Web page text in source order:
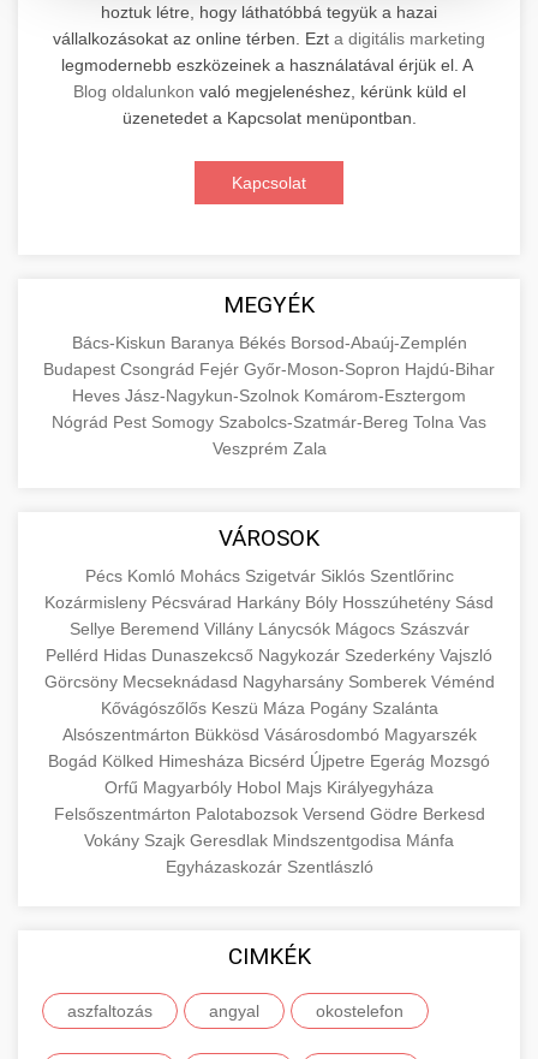
Professzionális elektromos roller javítási és
karbantartási szolgáltatások. Szakértő
technikusaink minőségi szervízt nyújtanak
minden jelentős márkához és modellhez.
Szervizközpont Látogatása
📊 2. Online Marketing
Ügynökség
+
beleértve a SEO-t, közösségi média kezelést és
digitális hirdetéseket. Növekedés elérése
aimarketingugynokseg.hu
digitális ügynökségi szolgáltatások
🛴 3. Legjobb Elektromos Roller
legjobb modelleket, funkciókat és árakat
megalapozott vásárlási döntéshez.
Legjobb Modellek Megtekintése
🔗 4. Prémium Linképítés
Magas minőségű backlink beszerzési
szolgáltatások webhelye autoritásának és
keresőmotoros rangsorolásának növeléséhez.
Csak fehér kalapú technikák.
minőségi backlink szolgáltatás
📦 5. Termékek és
Szolgáltatások
+
közgazdaságtanban és az üzleti életben.
kategóriákat.
en.wikipedia.org gazdasági koncepciók
Információk az EU finanszírozási
lehetőségeiről, pályázatokról és pénzügyi
támogatási programokról. Maradjon tájékozott
a vállalkozások és projektek számára elérhető
forrásokról.
kozter.com - EU-s pénzek
EU pályázati programok
🚀 7. SEO Ügynökség +
Szakértő keresőmotor-optimalizálási
szolgáltatások webhelye láthatóságának és
organikus forgalmának javításához. Technikai
SEO, tartalom optimalizálás és még sok más.
onlinemarketing101.biz
keresési optimalizálási szakértők
💎 8. Mellplasztika +
Professzionális mellnagyobbítási szolgáltatások
tapasztalt sebészekkel. Tudjon meg többet az
eljárásokról, a gyógyulásról és a konzultációs
lehetőségekről az esztétikai fejlesztéshez.
✨ 9. Hasplasztika +
Szakértő hasplasztikai eljárások laposabb,
utókezeléssel.
szeptest.com has kontúrozó műtét
Professzionális blefaroplasztikai eljárások
megjelenése frissítéséhez. Felső és alsó
szemhéjműtét tapasztalt kozmetikai
sebészekkel.
📈 11. Paciensek Számának
150%-os Növelése
+
hoztuk létre, hogy láthatóbbá tegyük a hazai
vállalkozásokat az online térben. Ezt a digitális marketing
legmodernebb eszközeinek a használatával érjük el. A
Blog oldalunkon való megjelenéshez, kérünk küld el
üzenetedet a Kapcsolat menüpontban.
Kapcsolat
MEGYÉK
Bács-Kiskun Baranya Békés Borsod-Abaúj-Zemplén
Budapest Csongrád Fejér Győr-Moson-Sopron Hajdú-Bihar
Heves Jász-Nagykun-Szolnok Komárom-Esztergom
Nógrád Pest Somogy Szabolcs-Szatmár-Bereg Tolna Vas
Veszprém Zala
VÁROSOK
Pécs Komló Mohács Szigetvár Siklós Szentlőrinc
Kozármisleny Pécsvárad Harkány Bóly Hosszúhetény Sásd
Sellye Beremend Villány Lánycsók Mágocs Szászvár
Pellérd Hidas Dunaszekcső Nagykozár Szederkény Vajszló
Görcsöny Mecseknádasd Nagyharsány Somberek Véménd
Kővágószőlős Keszü Máza Pogány Szalánta
Alsószentmárton Bükkösd Vásárosdombó Magyarszék
Bogád Kölked Himesháza Bicsérd Újpetre Egerág Mozsgó
Orfű Magyarbóly Hobol Majs Királyegyháza
Felsőszentmárton Palotabozsok Versend Gödre Berkesd
Vokány Szajk Geresdlak Mindszentgodisa Mánfa
Egyházaskozár Szentlászló
CIMKÉK
aszfaltozás angyal okostelefon